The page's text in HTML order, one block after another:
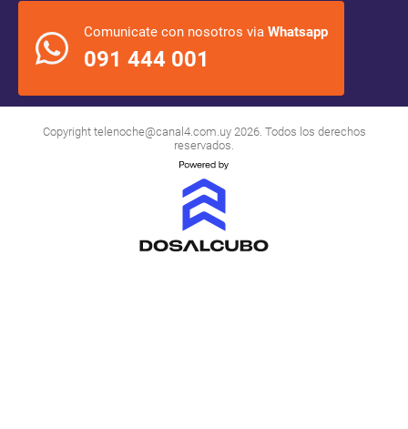
Comunicate con nosotros via Whatsapp
091 444 001
Copyright telenoche@canal4.com.uy2026. Todos los derechos
reservados.